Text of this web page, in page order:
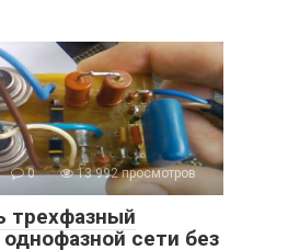
0 13 992 просмотров
трехфазный
сети без